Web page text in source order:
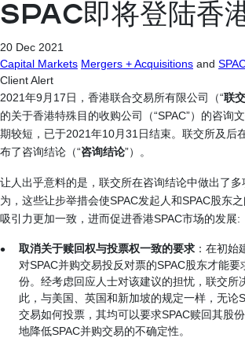
SPAC即将登陆香
20 Dec 2021
Capital Markets Mergers + Acquisitions and
Client Alert
2021年9月17日，香港联合交易所有限公司（“联
的关于香港特殊目的收购公司（“SPAC”）的咨询
期较短，已于2021年10月31日结束。联交所及后
布了咨询结论（“咨询结论”）。
让人出乎意料的是，联交所在咨询结论中做出了多
为，这些让步举措会使SPAC发起人和SPAC股东
吸引力更加一致，进而促进香港SPAC市场的发展:
取消关于赎回权与投票权一致的要求 ：在初始
对SPAC并购交易投反对票的SPAC股东才能要
份。经考虑回应人士对该建议的担忧，联交所
此，与美国、英国和新加坡的规定一样，无论
交易如何投票，其均可以要求SPAC赎回其股
地降低SPAC并购交易的不确定性。